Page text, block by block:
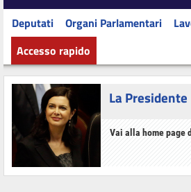
Deputati Organi Parlamentari
Accesso rapido
La Presidente
Vai alla home page